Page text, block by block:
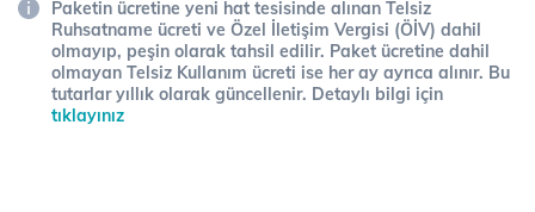
Paketin ücretine yeni hat tesisinde alınan Telsiz
Ruhsatname ücreti ve Özel İletişim Vergisi (ÖİV) dahil
olmayıp, peşin olarak tahsil edilir. Paket ücretine dahil
olmayan Telsiz Kullanım ücreti ise her ay ayrıca alınır. Bu
tutarlar yıllık olarak güncellenir. Detaylı bilgi için
tıklayınız